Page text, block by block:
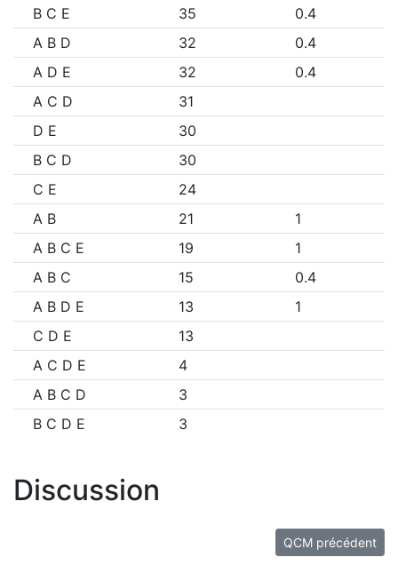
B C E
35
0.4
A B D
32
0.4
A D E
32
0.4
A C D
31
D E
30
B C D
30
C E
24
A B
21
1
A B C E
19
1
A B C
15
0.4
A B D E
13
1
C D E
13
A C D E
4
A B C D
3
B C D E
3
Discussion
QCM précédent